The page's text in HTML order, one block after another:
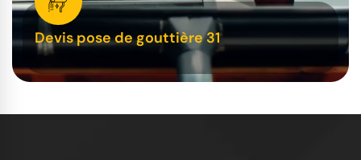
Devis pose de gouttière 31